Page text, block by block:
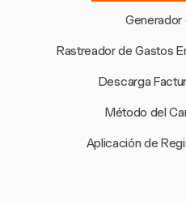
Generador
Rastreador de Gastos
Descarga
Método del
Aplicación de